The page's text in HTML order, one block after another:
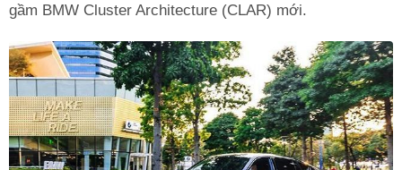
gầm BMW Cluster Architecture (CLAR) mới.